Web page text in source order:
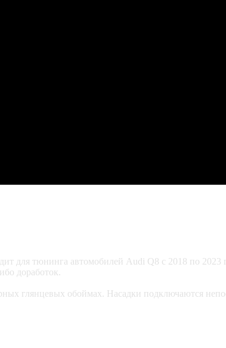
для тюнинга автомобилей Audi Q8 с 2018 по 2023
доработок.
глянцевых обоймах. Насадки подключаются